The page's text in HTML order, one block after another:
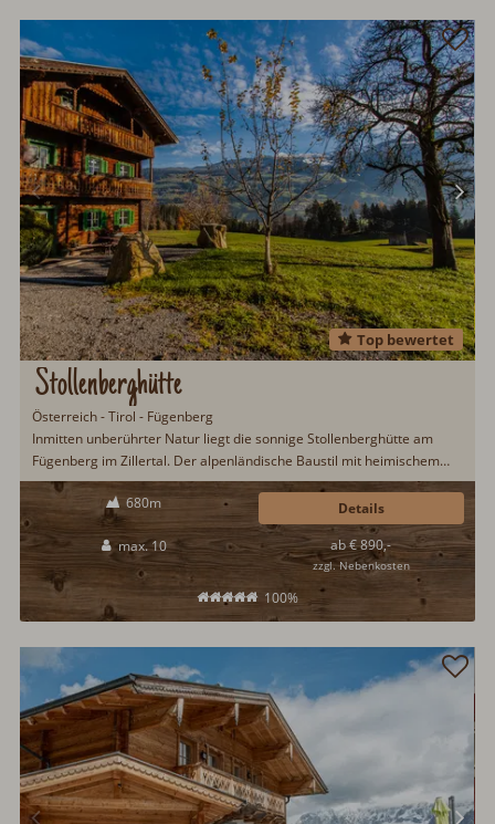
Stollenberghütte
Top bewertet
Österreich - Tirol - Fügenberg
Inmitten unberührter Natur liegt die sonnige Stollenberghütte am
Fügenberg im Zillertal. Der alpenländische Baustil mit heimischem
Altholz lädt ein zu einem erlebnisreichen Hüttenurlaub im Zillertal.
Eine urige Bauernstube mit Kachelofen, ein alter Holzherd sowie eine
Infrarotkabine lassen keine Urlaubswünsche offen...
680m
max. 10
100%
ab € 890,-
zzgl. Nebenkosten
Details